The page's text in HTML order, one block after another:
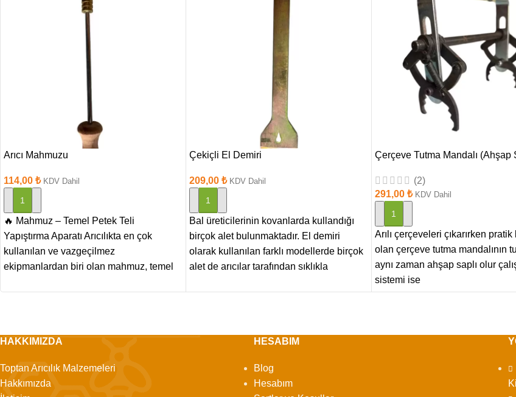
Arıcı Mahmuzu
114,00 ₺ KDV Dahil
SEPETE EKLE
🔥 Mahmuz – Temel Petek Teli
Yapıştırma Aparatı Arıcılıkta en çok
kullanılan ve vazgeçilmez
ekipmanlardan biri olan mahmuz, temel
Çekiçli El Demiri
209,00 ₺ KDV Dahil
SEPETE EKLE
Bal üreticilerinin kovanlarda kullandığı
birçok alet bulunmaktadır. El demiri
olarak kullanılan farklı modellerde birçok
alet de arıcılar tarafından sıklıkla
Çerçeve Tutma Mandalı (Ahşap
(2)
291,00 ₺ KDV Dahil
SEPETE EKLE
Arılı çerçeveleri çıkarırken
olan çerçeve tutma mandalının
aynı zaman ahşap saplı olur
sistemi ise
HAKKIMIZDA
Toptan Arıcılık Malzemeleri
Hakkımızda
HESABIM
Blog
Hesabım